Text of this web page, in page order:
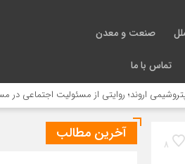
صنعت و معدن
تماس با ما
روایتی از مسئولیت اجتماعی در مسیر اربعین
8
آخرین مطالب